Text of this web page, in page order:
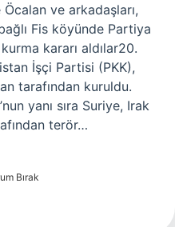
Öcalan ve arkadaşları,
Fis köyünde Partiya
kararı aldılar20.
İşçi Partisi (PKK),
tarafından kuruldu.
yanı sıra Suriye, Irak
terör…
Bırak